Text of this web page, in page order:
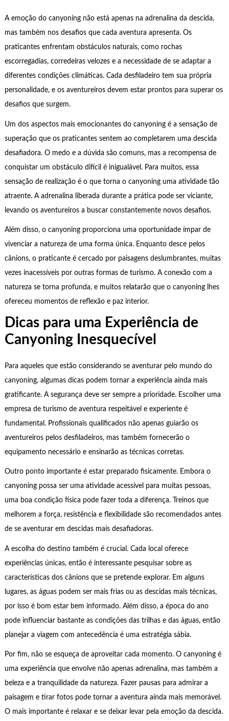
A emoção do canyoning não está apenas na adrenalina da descida,
mas também nos desafios que cada aventura apresenta. Os
praticantes enfrentam obstáculos naturais, como rochas
escorregadias, corredeiras velozes e a necessidade de se adaptar a
diferentes condições climáticas. Cada desfiladeiro tem sua própria
personalidade, e os aventureiros devem estar prontos para superar os
desafios que surgem.
Um dos aspectos mais emocionantes do canyoning é a sensação de
superação que os praticantes sentem ao completarem uma descida
desafiadora. O medo e a dúvida são comuns, mas a recompensa de
conquistar um obstáculo difícil é inigualável. Para muitos, essa
sensação de realização é o que torna o canyoning uma atividade tão
atraente. A adrenalina liberada durante a prática pode ser viciante,
levando os aventureiros a buscar constantemente novos desafios.
Além disso, o canyoning proporciona uma oportunidade ímpar de
vivenciar a natureza de uma forma única. Enquanto desce pelos
cânions, o praticante é cercado por paisagens deslumbrantes, muitas
vezes inacessíveis por outras formas de turismo. A conexão com a
natureza se torna profunda, e muitos relatarão que o canyoning lhes
ofereceu momentos de reflexão e paz interior.
Dicas para uma Experiência de
Canyoning Inesquecível
Para aqueles que estão considerando se aventurar pelo mundo do
canyoning, algumas dicas podem tornar a experiência ainda mais
gratificante. A segurança deve ser sempre a prioridade. Escolher uma
empresa de turismo de aventura respeitável e experiente é
fundamental. Profissionais qualificados não apenas guiarão os
aventureiros pelos desfiladeiros, mas também fornecerão o
equipamento necessário e ensinarão as técnicas corretas.
Outro ponto importante é estar preparado fisicamente. Embora o
canyoning possa ser uma atividade acessível para muitas pessoas,
uma boa condição física pode fazer toda a diferença. Treinos que
melhorem a força, resistência e flexibilidade são recomendados antes
de se aventurar em descidas mais desafiadoras.
A escolha do destino também é crucial. Cada local oferece
experiências únicas, então é interessante pesquisar sobre as
características dos cânions que se pretende explorar. Em alguns
lugares, as águas podem ser mais frias ou as descidas mais técnicas,
por isso é bom estar bem informado. Além disso, a época do ano
pode influenciar bastante as condições das trilhas e das águas, então
planejar a viagem com antecedência é uma estratégia sábia.
Por fim, não se esqueça de aproveitar cada momento. O canyoning é
uma experiência que envolve não apenas adrenalina, mas também a
beleza e a tranquilidade da natureza. Fazer pausas para admirar a
paisagem e tirar fotos pode tornar a aventura ainda mais memorável.
O mais importante é relaxar e se deixar levar pela emoção da descida.